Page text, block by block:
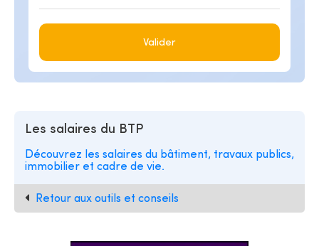
Valider
Les salaires du BTP
Découvrez les salaires du bâtiment, travaux publics,
immobilier et cadre de vie.
Retour aux outils et conseils